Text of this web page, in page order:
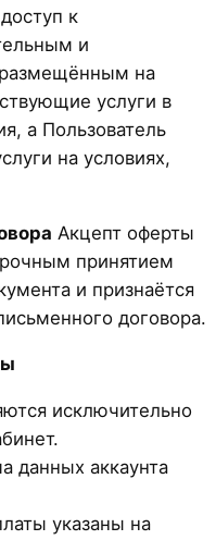
к
и
на
услуги в
а Пользователь
на условиях,
Акцепт оферты
принятием
и признаётся
договора.
исключительно
данных аккаунта
указаны на